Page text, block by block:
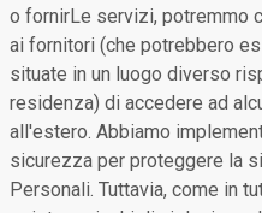
o fornirLe servizi, potremmo
ai fornitori (che potrebbero
situate in un luogo diverso
residenza) di accedere ad
all'estero. Abbiamo
sicurezza per proteggere la
Personali. Tuttavia, come in